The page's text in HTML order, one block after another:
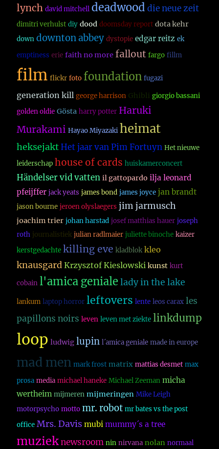
lynch david mitchell deadwood die neue zeit
dimitri verhulst diy dood doomsday report dota kehr
down downton abbey dystopie edgar reitz ek
emptiness erie faith no more fallout fargo fillm
film flickr foto foundation fugazi
generation kill george harrison Ghibli giorgio bassani
golden oldie Gösta harry potter Haruki
Murakami Hayao Miyazaki heimat
heksejakt Het jaar van Pim Fortuyn Het nieuwe
leiderschap house of cards huiskamerconcert
Händelser vid vatten il gattopardo ilja leonard
pfeijffer jack yeats james bond james joyce jan brandt
jason bourne jeroen olyslaegers jim jarmusch
joachim trier johan harstad josef matthias hauer joseph
roth journalistiek julian radlmaier juliette binoche kaizer
kerstgedachte killing eve kladblok kleo
knausgard Krzysztof Kieslowski kunst kurt
cobain l'amica geniale lady in the lake
lankum laptop horror leftovers lente leos carax les
papillons noirs leven leven met ziekte linkdump
loop ludwig lupin l´amica geniale made in europe
mad men mark frost matrix mattias desmet max
prosa media michael haneke Michael Zeeman micha
wertheim mijmeren mijmeringen Mike Leigh
motorpsycho motto mr. robot mr bates vs the post
office Mrs. Davis mubi mummy´s a tree
muzieknewsroom nin nirvana nolan normaal